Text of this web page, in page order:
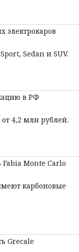
электрокаров
Sedan и SUV.
в РФ
от 4,2 млн рублей.
Monte Carlo
карбоновые
Grecale